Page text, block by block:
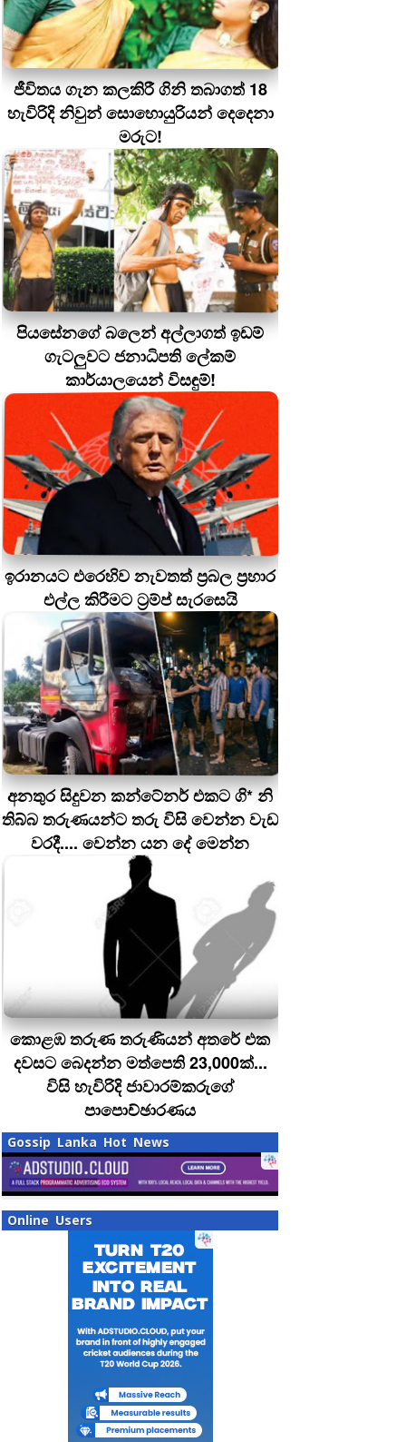
ජීවිතය ගැන කලකිරී ගිනි තබාගත් 18
හැවිරිදි නිවුන් සොහොයුරියන් දෙදෙනා
මරුට!
පියසේනගේ බලෙන් අල්ලාගත් ඉඩම්
ගැටලුවට ජනාධිපති ලේකම්
කාර්යාලයෙන් විසඳුම්!
ඉරානයට එරෙහිව නැවතත් ප්‍රබල ප්‍රහාර
එල්ල කිරීමට ට්‍රම්ප් සැරසෙයි
අනතුර සිදුවන කන්ටේනර් එකට ගි* නි
තිබ්බ තරුණයන්ට තරු විසි වෙන්න වැඩ
වරදී.... වෙන්න යන දේ මෙන්න
කොළඹ තරුණ තරුණියන් අතරේ එක
දවසට බෙදන්න මත්පෙති 23,000ක්...
විසි හැවිරිදි ජාවාරම්කරුගේ
පාපොච්ඡාරණය
Gossip Lanka Hot News
Online Users